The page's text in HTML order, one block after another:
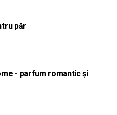
păr
- parfum romantic și